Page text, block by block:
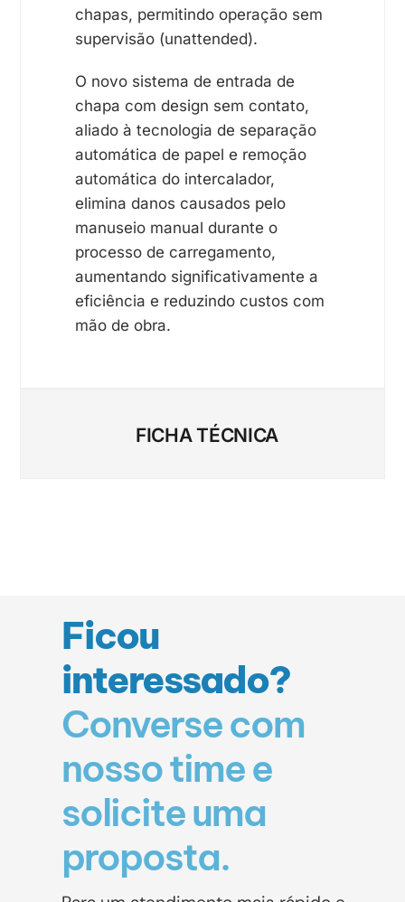
chapas, permitindo operação sem
supervisão (unattended).
O novo sistema de entrada de
chapa com design sem contato,
aliado à tecnologia de separação
automática de papel e remoção
automática do intercalador,
elimina danos causados pelo
manuseio manual durante o
processo de carregamento,
aumentando significativamente a
eficiência e reduzindo custos com
mão de obra.
FICHA TÉCNICA
Ficou
interessado?
Converse com
nosso time e
solicite uma
proposta.